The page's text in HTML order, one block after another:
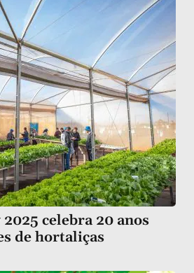
celebra 20 anos
de hortaliças